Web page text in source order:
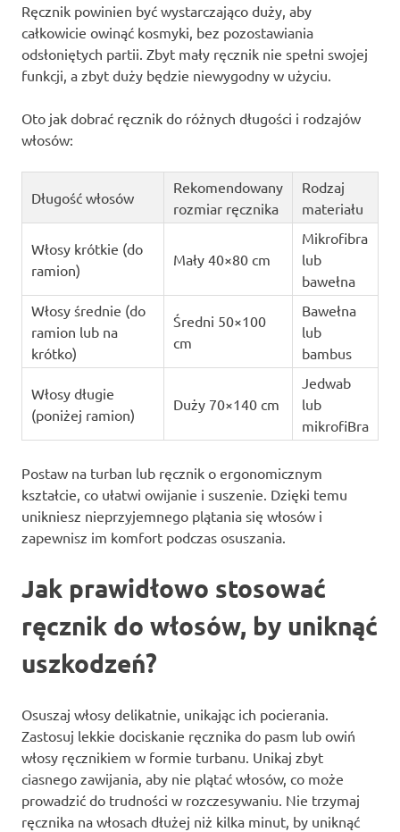
Ręcznik powinien być wystarczająco duży, aby
całkowicie owinąć kosmyki, bez pozostawiania
odsłoniętych partii. Zbyt mały ręcznik nie spełni swojej
funkcji, a zbyt duży będzie niewygodny w użyciu.
Oto jak dobrać ręcznik do różnych długości i rodzajów
włosów:
Długość włosów
Rekomendowany
rozmiar ręcznika
Rodzaj
materiału
Włosy krótkie (do
ramion)
Mały 40×80 cm
Mikrofibra
lub
bawełna
Włosy średnie (do
ramion lub na
krótko)
Średni 50×100
cm
Bawełna
lub
bambus
Włosy długie
(poniżej ramion)
Duży 70×140 cm
Jedwab
lub
mikrofiBra
Postaw na turban lub ręcznik o ergonomicznym
kształcie, co ułatwi owijanie i suszenie. Dzięki temu
unikniesz nieprzyjemnego plątania się włosów i
zapewnisz im komfort podczas osuszania.
Jak prawidłowo stosować
ręcznik do włosów, by uniknąć
uszkodzeń?
Osuszaj włosy delikatnie, unikając ich pocierania.
Zastosuj lekkie dociskanie ręcznika do pasm lub owiń
włosy ręcznikiem w formie turbanu. Unikaj zbyt
ciasnego zawijania, aby nie plątać włosów, co może
prowadzić do trudności w rozczesywaniu. Nie trzymaj
ręcznika na włosach dłużej niż kilka minut, by uniknąć